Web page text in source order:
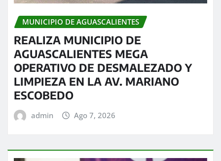
MUNICIPIO DE AGUASCALIENTES
REALIZA MUNICIPIO DE
AGUASCALIENTES MEGA
OPERATIVO DE DESMALEZADO Y
LIMPIEZA EN LA AV. MARIANO
ESCOBEDO
admin Ago 7, 2026